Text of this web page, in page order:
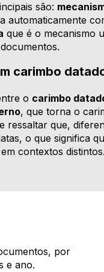
são:
automaticamente
que é o mecanismo
carimbo
o carimbo
, que torna o
ressaltar que,
o que significa
contextos distintos.
por
e ano.